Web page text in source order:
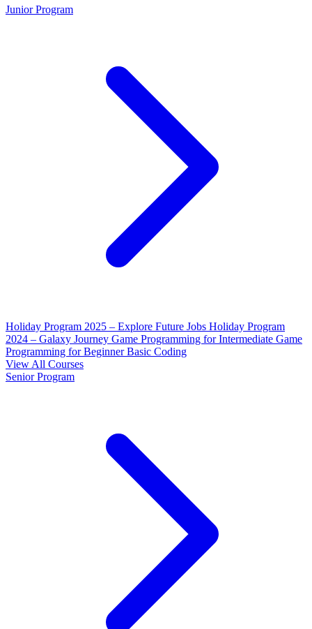
Junior Program
Holiday Program 2025 – Explore Future Jobs Holiday Program
2024 – Galaxy Journey Game Programming for Intermediate Game
Programming for Beginner Basic Coding
View All Courses
Senior Program